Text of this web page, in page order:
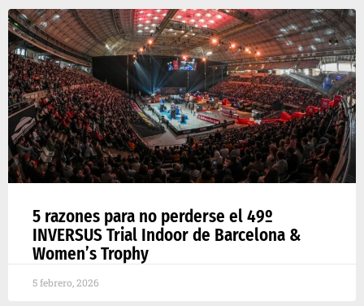
5 razones para no perderse el 49º
INVERSUS Trial Indoor de Barcelona &
Women’s Trophy
5 febrero, 2026